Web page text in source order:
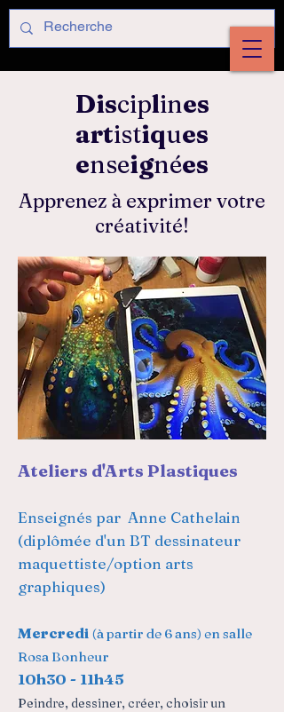
Disciplines
artistiques
enseignées
Apprenez à exprimer votre
créativité!
Ateliers d'Arts Plastiques
Enseignés par Anne Cathelain
(diplômée d'un BT dessinateur
maquettiste/option arts
graphiques)
Mercredi (à partir de 6 ans) en salle
Rosa Bonheur
10h30 - 11h45
Peindre, dessiner, créer, choisir un